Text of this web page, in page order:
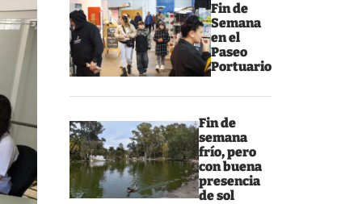
Fin de
Semana
en el
Paseo
Portuario
Fin de
semana
frío, pero
con buena
presencia
de sol